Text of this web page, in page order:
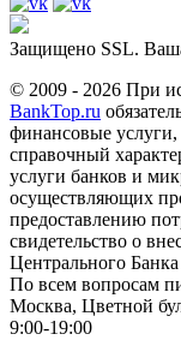
Защищено SSL.
© 2009 - 2026 При
BankTop.ru
финансовые
справочный
услуги банков и
осуществляющих
предоставлению
свидетельство о
Центрального
По всем вопросам
Москва, Цветной
9:00-19:00